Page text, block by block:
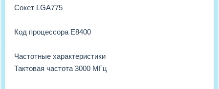
Сокет LGA775
Код процессора E8400
Частотные характеристики
Тактовая частота 3000 МГц